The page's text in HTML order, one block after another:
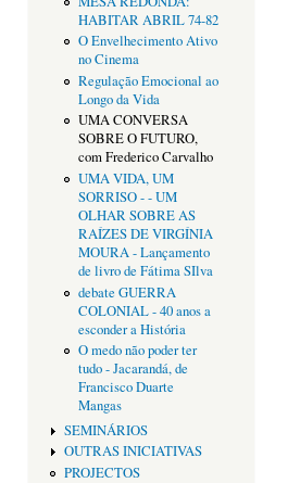
HABITAR ABRIL 74-82
O Envelhecimento Ativo
no Cinema
Regulação Emocional ao
Longo da Vida
UMA CONVERSA
SOBRE O FUTURO,
com Frederico Carvalho
UMA VIDA, UM
SORRISO - - UM
OLHAR SOBRE AS
RAÍZES DE VIRGÍNIA
MOURA - Lançamento
de livro de Fátima SIlva
debate GUERRA
COLONIAL - 40 anos a
esconder a História
O medo não poder ter
tudo - Jacarandá, de
Francisco Duarte
Mangas
SEMINÁRIOS
OUTRAS INICIATIVAS
PROJECTOS